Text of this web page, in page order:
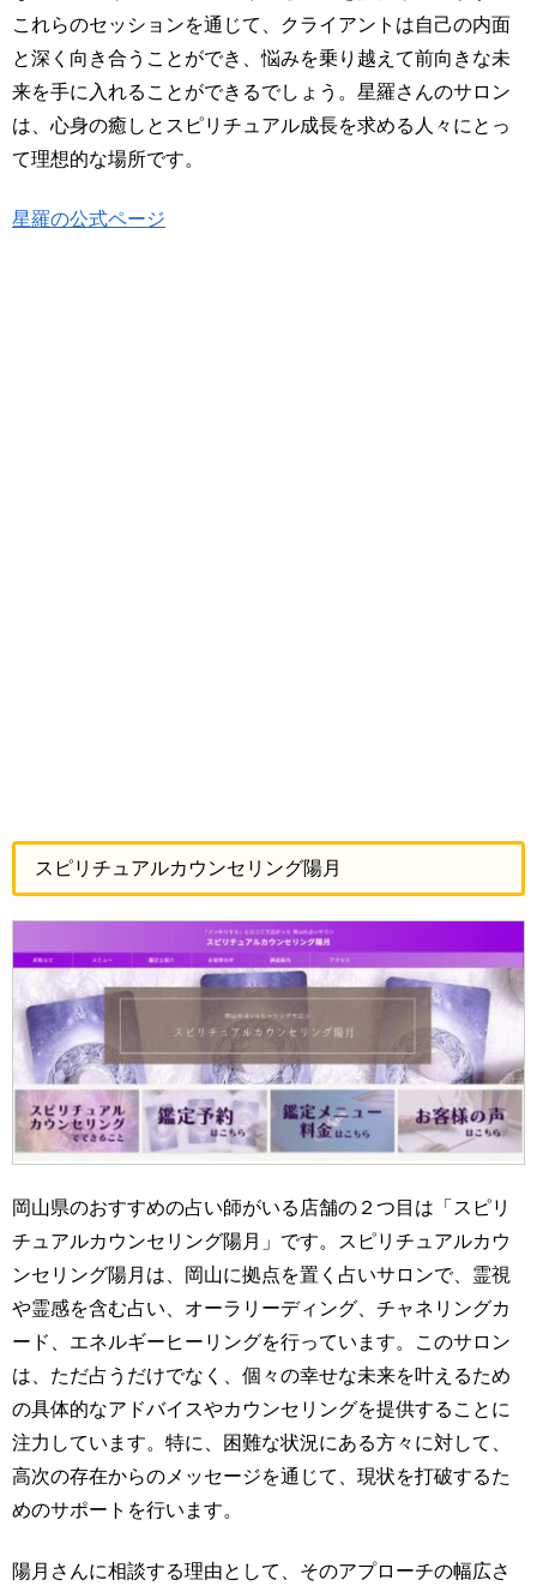
これらのセッションを通じて、クライアントは自己の内面
と深く向き合うことができ、悩みを乗り越えて前向きな未
来を手に入れることができるでしょう。星羅さんのサロン
は、心身の癒しとスピリチュアル成長を求める人々にとっ
て理想的な場所です。
星羅の公式ページ
スピリチュアルカウンセリング陽月
岡山県のおすすめの占い師がいる店舗の２つ目は「スピリ
チュアルカウンセリング陽月」です。スピリチュアルカウ
ンセリング陽月は、岡山に拠点を置く占いサロンで、霊視
や霊感を含む占い、オーラリーディング、チャネリングカ
ード、エネルギーヒーリングを行っています。このサロン
は、ただ占うだけでなく、個々の幸せな未来を叶えるため
の具体的なアドバイスやカウンセリングを提供することに
注力しています。特に、困難な状況にある方々に対して、
高次の存在からのメッセージを通じて、現状を打破するた
めのサポートを行います。
陽月さんに相談する理由として、そのアプローチの幅広さ